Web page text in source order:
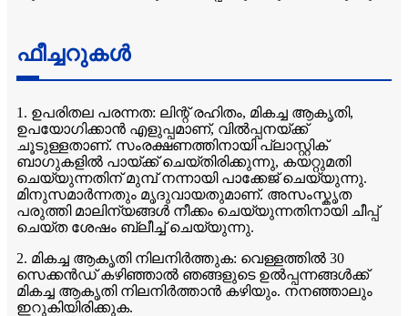
ഫീച്ചറുകൾ
1. ഉപരിതല പരന്നത: ലിന്റ് രഹിതം, മികച്ച ആകൃതി,
ഉപയോഗിക്കാൻ എളുപ്പമാണ്, വിൽപ്പനയ്ക്ക്
ചൂടുള്ളതാണ്. സംരക്ഷണത്തിനായി പ്ലാസ്റ്റിക്
ബാഗുകളിൽ പായ്ക്ക് ചെയ്തിരിക്കുന്നു, കയറ്റുമതി
ചെയ്യുന്നതിന് മുമ്പ് നന്നായി പാക്കേജ് ചെയ്യുന്നു.
മിനുസമാർന്നതും മൃദുവായതുമാണ്. അസംസ്കൃത
പരുത്തി മാലിന്യങ്ങൾ നീക്കം ചെയ്യുന്നതിനായി ചീപ്പ്
ചെയ്ത ശേഷം ബ്ലീച്ച് ചെയ്യുന്നു.
2. മികച്ച ആകൃതി നിലനിർത്തുക: വെള്ളത്തിൽ 30
സെക്കൻഡ് കഴിഞ്ഞാൽ ഞങ്ങളുടെ ഉൽപ്പന്നങ്ങൾക്ക്
മികച്ച ആകൃതി നിലനിർത്താൻ കഴിയും. നനഞ്ഞാലും
ഇറുകിയിരിക്കുക.